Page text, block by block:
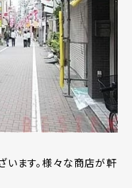
います。様々な商店が軒